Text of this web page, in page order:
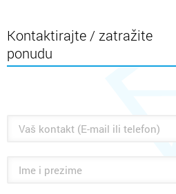
Kontaktirajte / zatražite
ponudu